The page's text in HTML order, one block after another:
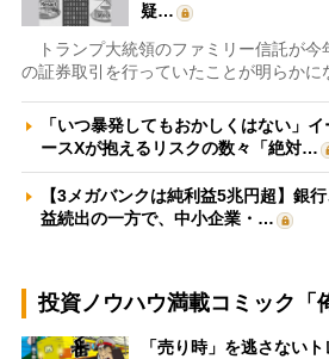
疑…
トランプ大統領のファミリー信託が今
の証券取引を行っていたことが明らか
「いつ暴発してもおかしくはない」
ースXが抱えるリスクの数々「絶対…
【3メガバンクは純利益5兆円超】銀
益続出の一方で、中小企業・…
投資ノウハウ満載コミック「
「売り時」を逃さない